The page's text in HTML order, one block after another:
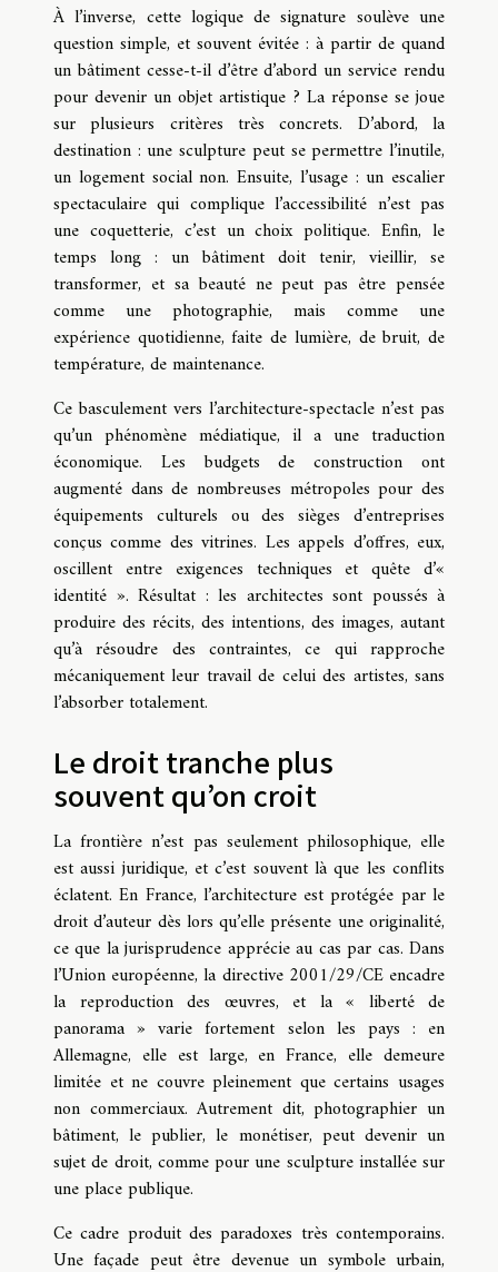
À l’inverse, cette logique de signature soulève une
question simple, et souvent évitée : à partir de quand
un bâtiment cesse-t-il d’être d’abord un service rendu
pour devenir un objet artistique ? La réponse se joue
sur plusieurs critères très concrets. D’abord, la
destination : une sculpture peut se permettre l’inutile,
un logement social non. Ensuite, l’usage : un escalier
spectaculaire qui complique l’accessibilité n’est pas
une coquetterie, c’est un choix politique. Enfin, le
temps long : un bâtiment doit tenir, vieillir, se
transformer, et sa beauté ne peut pas être pensée
comme une photographie, mais comme une
expérience quotidienne, faite de lumière, de bruit, de
température, de maintenance.
Ce basculement vers l’architecture-spectacle n’est pas
qu’un phénomène médiatique, il a une traduction
économique. Les budgets de construction ont
augmenté dans de nombreuses métropoles pour des
équipements culturels ou des sièges d’entreprises
conçus comme des vitrines. Les appels d’offres, eux,
oscillent entre exigences techniques et quête d’«
identité ». Résultat : les architectes sont poussés à
produire des récits, des intentions, des images, autant
qu’à résoudre des contraintes, ce qui rapproche
mécaniquement leur travail de celui des artistes, sans
l’absorber totalement.
Le droit tranche plus
souvent qu’on croit
La frontière n’est pas seulement philosophique, elle
est aussi juridique, et c’est souvent là que les conflits
éclatent. En France, l’architecture est protégée par le
droit d’auteur dès lors qu’elle présente une originalité,
ce que la jurisprudence apprécie au cas par cas. Dans
l’Union européenne, la directive 2001/29/CE encadre
la reproduction des œuvres, et la « liberté de
panorama » varie fortement selon les pays : en
Allemagne, elle est large, en France, elle demeure
limitée et ne couvre pleinement que certains usages
non commerciaux. Autrement dit, photographier un
bâtiment, le publier, le monétiser, peut devenir un
sujet de droit, comme pour une sculpture installée sur
une place publique.
Ce cadre produit des paradoxes très contemporains.
Une façade peut être devenue un symbole urbain,